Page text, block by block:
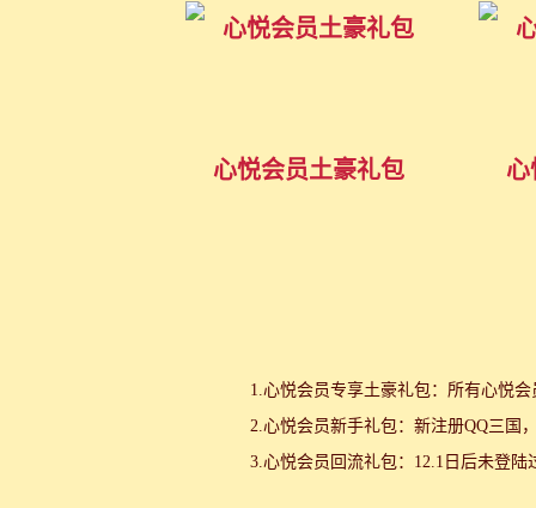
心悦会员土豪礼包 心
1.心悦会员专享土豪礼包：所有心悦
2.心悦会员新手礼包：新注册QQ三国
3.心悦会员回流礼包：12.1日后未登